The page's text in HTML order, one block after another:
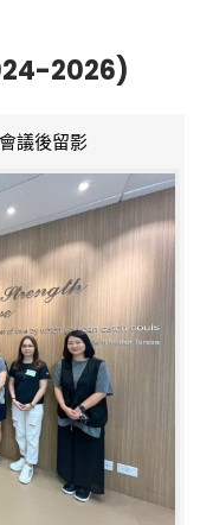
2026)
議後留影